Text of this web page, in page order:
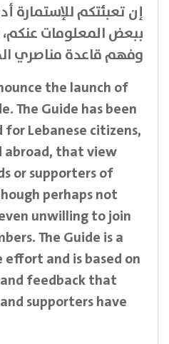
the launch of
The Guide has been
Lebanese citizens,
abroad, that view
or supporters of
perhaps not
unwilling to join
The Guide is a
and is based on
feedback that
supporters have
إن تعبئتكم للإستمارة
ببعض المعلومات عنكم،
وفهم قاعدة مناصري